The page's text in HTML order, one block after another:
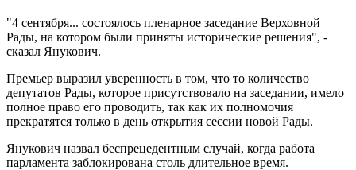
"4 сентября... состоялось пленарное заседание Верховной
Рады, на котором были приняты исторические решения", -
сказал Янукович.
Премьер выразил уверенность в том, что то количество
депутатов Рады, которое присутствовало на заседании, имело
полное право его проводить, так как их полномочия
прекратятся только в день открытия сессии новой Рады.
Янукович назвал беспрецедентным случай, когда работа
парламента заблокирована столь длительное время.